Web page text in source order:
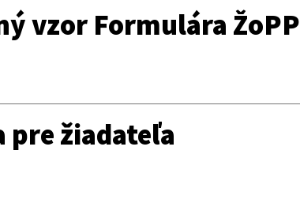
vzor Formulára ŽoPP
pre žiadateľa